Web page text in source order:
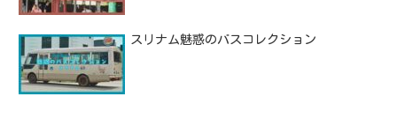
スリナム魅惑のバスコレクション